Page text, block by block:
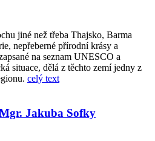
jiné než třeba Thajsko, Barma
nepřeberné přírodní krásy a
na seznam UNESCO a
situace, dělá z těchto zemí jedny z
celý text
Jakuba Sofky